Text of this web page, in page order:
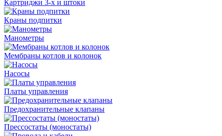
Картриджи 3-х и штоки
Краны подпитки
Манометры
Мембраны котлов и колонок
Насосы
Платы управления
Предохранительные клапаны
Прессостаты (моностаты)